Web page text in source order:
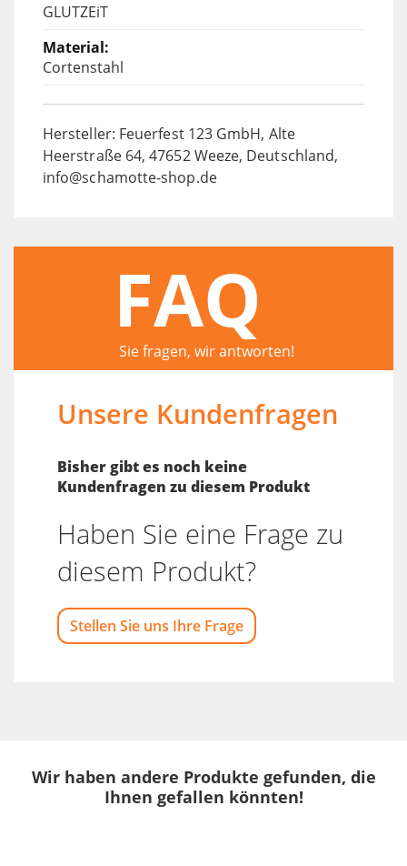
GLUTZEiT
Cortenstahl
Hersteller: Feuerfest 123 GmbH, Alte
Heerstraße 64, 47652 Weeze, Deutschland,
info@schamotte-shop.de
FAQ
Sie fragen, wir antworten!
Unsere Kundenfragen
Bisher gibt es noch keine
Kundenfragen zu diesem Produkt
Haben Sie eine Frage zu
diesem Produkt?
Stellen Sie uns Ihre Frage
Wir haben andere Produkte gefunden, die
Ihnen gefallen könnten!